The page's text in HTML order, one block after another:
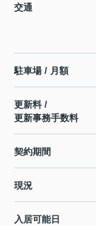
交通
駐車場 / 月額
更新料 /
更新事務手数料
契約期間
現況
入居可能日